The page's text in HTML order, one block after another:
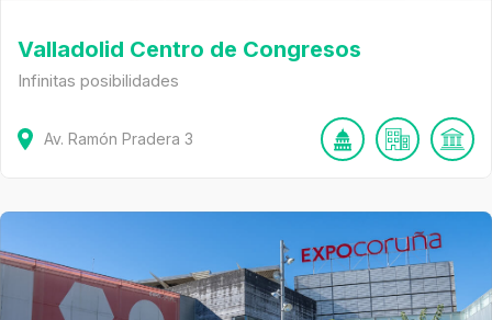
Valladolid Centro de Congresos
Infinitas posibilidades
Av. Ramón Pradera 3